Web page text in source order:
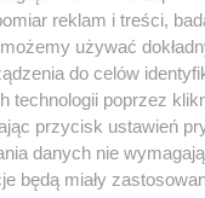
reklam i treści,
używać
do celów
poprzez
przycisk ustawień
danych nie
będą miały